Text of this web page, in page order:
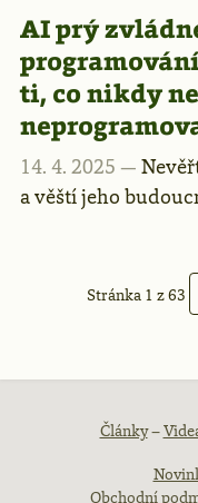
AI prý
ti, co nikdy
14. 4. 2025 —
a věští jeho
Stránka 1 z 63
Patička
Články–
Obchodní